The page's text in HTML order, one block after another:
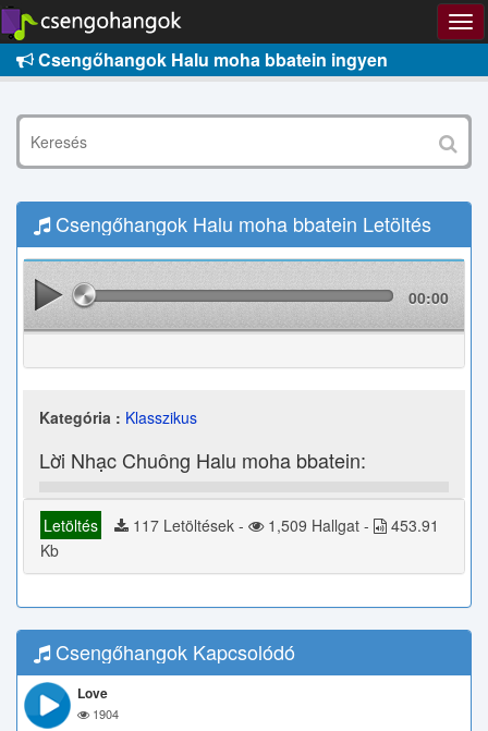
Csengőhangok Halu moha bbatein ingyen
Csengőhangok Halu moha bbatein Letöltés
00:00
Kategória : Klasszikus
Lời Nhạc Chuông Halu moha bbatein:
Letöltés 117 Letöltések - 1,509 Hallgat -
453.91
Kb
Csengőhangok Kapcsolódó
Love
1904